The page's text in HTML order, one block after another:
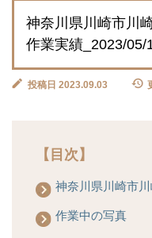
神奈川県川崎市川
作業実績_2023/05/
投稿日 2023.09.03
【目次】
神奈川県川崎市
作業中の写真